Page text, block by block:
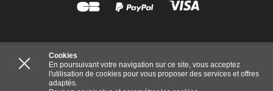
Cookies
En poursuivant votre navigation sur ce site, vous acceptez
l'utilisation de cookies pour vous proposer des services et offres
adaptés.